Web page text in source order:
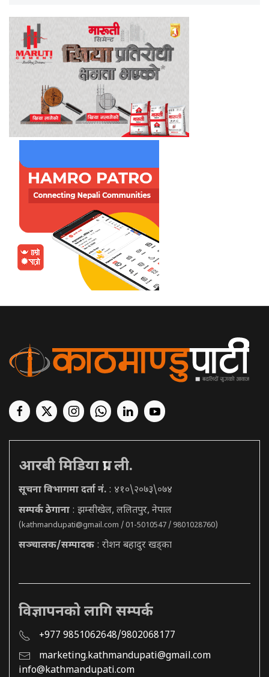
आरबी मिडिया प्रा. ली.
सूचना विभागमा दर्ता नं. : ४१०\२०७३\०७४
सम्पर्क ठेगाना : झम्सीखेल, ललितपुर, नेपाल
(kathmandupati@gmail.com / 01-5010547 / 9801028760)
सञ्चालक/सम्पादक : रोशन बहादुर खड्का
विज्ञापनको लागि सम्पर्क
+977 9851062648/9802068177
marketing.kathmandupati@gmail.com
info@kathmandupati.com